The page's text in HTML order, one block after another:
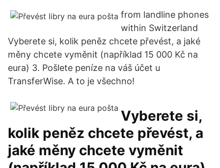
from landline phones
within Switzerland
Vyberete si, kolik peněz chcete převést, a jaké
měny chcete vyměnit (například 15 000 Kč na
eura) 3. Pošlete peníze na váš účet u
TransferWise. A to je všechno!
Vyberete si,
kolik peněz chcete převést, a
jaké měny chcete vyměnit